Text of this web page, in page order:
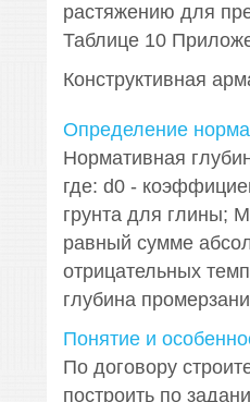
растяжению для
Таблице 10
Конструктивная
Определение
Нормативная
где: d0 -
грунта для глины;
равный сумме
отрицательных
глубина
Понятие и
По договору
построить по